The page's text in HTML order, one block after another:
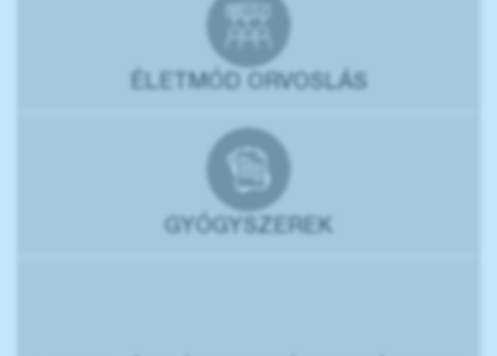
ÉLETMÓD ORVOSLÁS
GYÓGYSZEREK